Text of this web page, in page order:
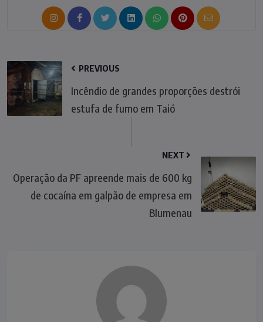
PREVIOUS
Incêndio de grandes proporções destrói
estufa de fumo em Taió
NEXT
Operação da PF apreende mais de 600 kg
de cocaína em galpão de empresa em
Blumenau